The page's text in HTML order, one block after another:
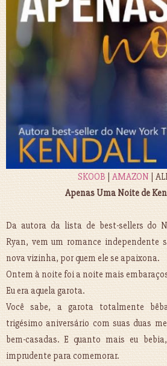
SKOOB |AMAZON |
Apenas Uma Noite de
Da autora da lista de best-sellers do
Ryan, vem um romance independente
nova vizinha, por quem ele se apaixona.
Ontem à noite foi a noite mais
Eu era aquela garota.
Você sabe, a garota totalmente
trigésimo aniversário com suas duas
bem-casadas. E quanto mais eu
imprudente para comemorar.